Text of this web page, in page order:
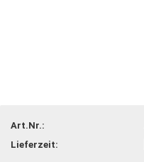
Art.Nr.:
Lieferzeit: